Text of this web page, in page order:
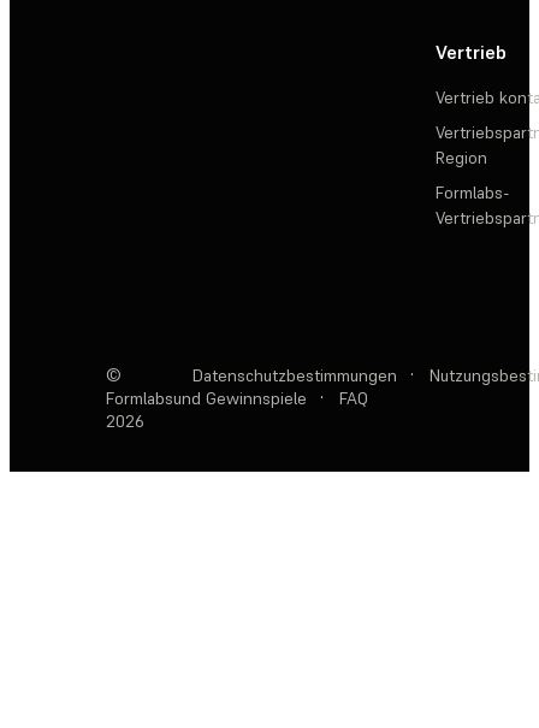
Vertrieb
Vertrieb
Region
Formlabs-
©
Formlabs
2026
Datenschutzbestimmungen ·
und Gewinnspiele
· FAQ